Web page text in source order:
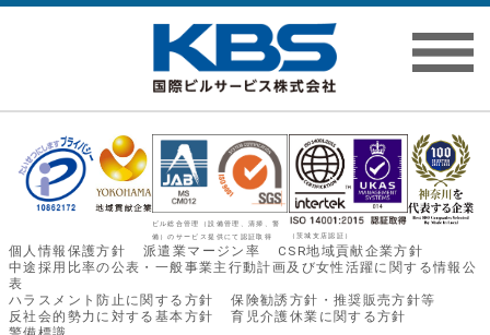
ビル総合管理（設備管理、清掃、警
備）のサービス提供にて認証取得
（茨城支店認証）
個人情報保護方針 派遣業マージン率
CSR地域貢献企業方針
中途採用比率の公表・一般事業主行動計画及び女性活躍に関する情報公
表
ハラスメント防⽌に関する⽅針
保険勧誘方針・推奨販売方針等
反社会的勢力に対する基本方針
育児介護休業に関する⽅針